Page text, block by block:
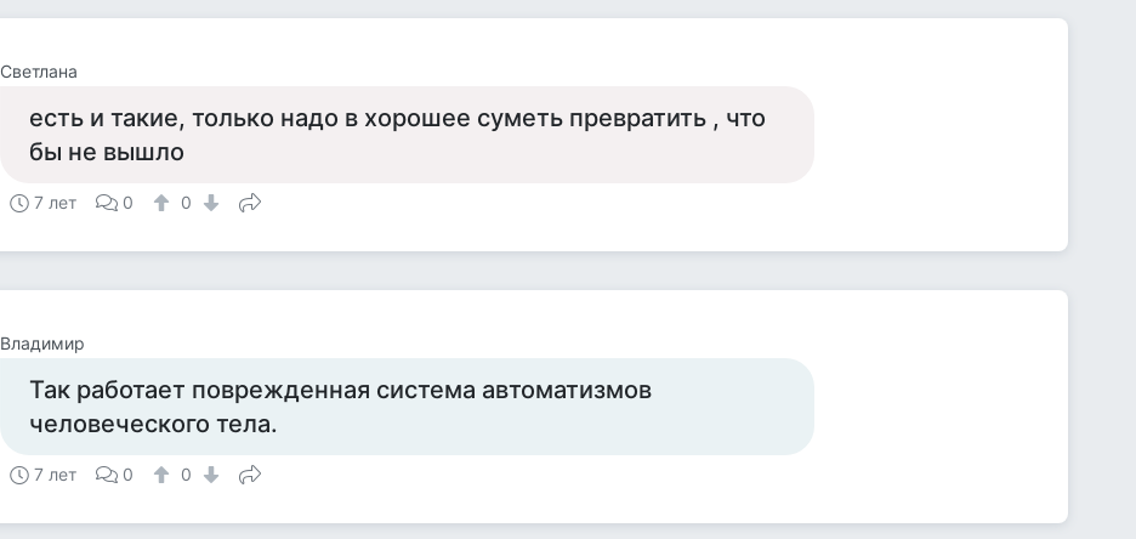
Светлана
есть и такие, только надо в хорошее суметь превратить , что
бы не вышло
7 лет 0 0
Владимир
Так работает поврежденная система автоматизмов
человеческого тела.
7 лет 0 0